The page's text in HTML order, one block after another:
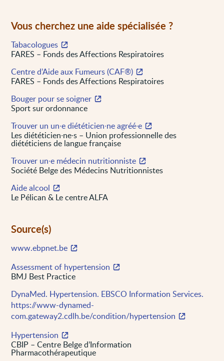
Vous cherchez une aide spécialisée ?
Tabacologues
FARES – Fonds des Affections Respiratoires
Centre d’Aide aux Fumeurs (CAF®)
FARES – Fonds des Affections Respiratoires
Bouger pour se soigner
Sport sur ordonnance
Trouver un un∙e diététicien∙ne agréé∙e
Les diététicien∙ne∙s – Union professionnelle des
diététiciens de langue française
Trouver un∙e médecin nutritionniste
Société Belge des Médecins Nutritionnistes
Aide alcool
Le Pélican & Le centre ALFA
Source(s)
www.ebpnet.be
Assessment of hypertension
BMJ Best Practice
DynaMed. Hypertension. EBSCO Information Services.
https://www-dynamed-
com.gateway2.cdlh.be/condition/hypertension
Hypertension
CBIP – Centre Belge d’Information
Pharmacothérapeutique